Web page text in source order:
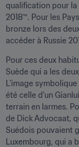
qualification pour la
2018™. Pour les
bronze lors des
accéder à Russie
Pour ces deux
Suède qui a les
L'image
été celle d'un
terrain en larmes.
de Dick Advocaat,
Suédois pouvaient
Luxembourg, qui a